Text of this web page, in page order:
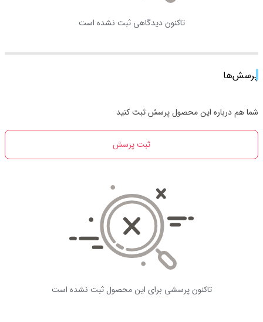
تاکنون دیدگاهی ثبت نشده است
پرسش‌ها
شما هم درباره این محصول پرسش ثبت کنید
ثبت پرسش
تاکنون پرسشی برای این محصول ثبت نشده است